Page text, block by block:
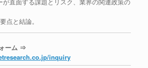
点と結論。
ーム ⇒
inquiry